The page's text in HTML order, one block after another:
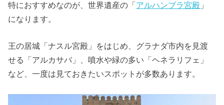
特におすすめなのが、世界遺産の「アルハンブラ宮殿 」
になります。
王の居城「ナスル宮殿」をはじめ、グラナダ市内を見渡
せる「アルカサバ」、噴水や緑の多い「ヘネラリフェ」
など、一度は見ておきたいスポットが多数あります。